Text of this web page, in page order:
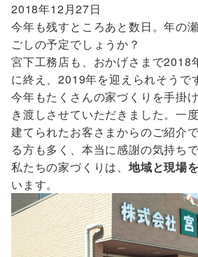
2018年12月27日
今年も残すところあと数日。年の
ごしの予定でしょうか？
宮下工務店も、おかげさまで2018
に終え、2019年を迎えられそうで
今年もたくさんの家づくりを手掛
き渡しさせていただきました。一
建てられたお客さまからのご紹介
る方も多く、本当に感謝の気持ち
私たちの家づくりは、 地域と現場
います。